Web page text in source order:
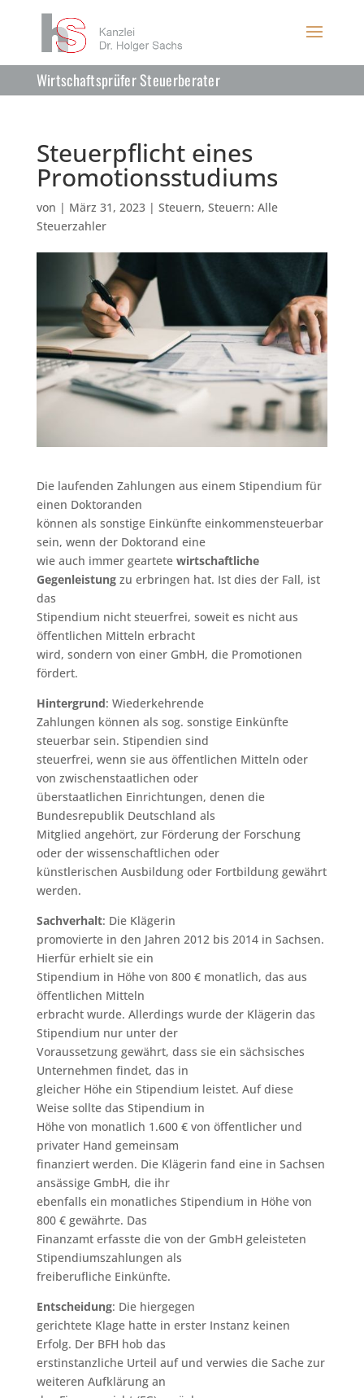
Wirtschaftsprüfer Steuerberater
Steuerpflicht eines
Promotionsstudiums
von | März 31, 2023| Steuern, Steuern: Alle
Steuerzahler
Die laufenden Zahlungen aus einem Stipendium für
einen Doktoranden
können als sonstige Einkünfte einkommensteuerbar
sein, wenn der Doktorand eine
wie auch immer geartete wirtschaftliche
Gegenleistungzu erbringen hat. Ist dies der Fall, ist
das
Stipendium nicht steuerfrei, soweit es nicht aus
öffentlichen Mitteln erbracht
wird, sondern von einer GmbH, die Promotionen
fördert.
Hintergrund: Wiederkehrende
Zahlungen können als sog. sonstige Einkünfte
steuerbar sein. Stipendien sind
steuerfrei, wenn sie aus öffentlichen Mitteln oder
von zwischenstaatlichen oder
überstaatlichen Einrichtungen, denen die
Bundesrepublik Deutschland als
Mitglied angehört, zur Förderung der Forschung
oder der wissenschaftlichen oder
künstlerischen Ausbildung oder Fortbildung gewährt
werden.
Sachverhalt: Die Klägerin
promovierte in den Jahren 2012 bis 2014 in Sachsen.
Hierfür erhielt sie ein
Stipendium in Höhe von 800 € monatlich, das aus
öffentlichen Mitteln
erbracht wurde. Allerdings wurde der Klägerin das
Stipendium nur unter der
Voraussetzung gewährt, dass sie ein sächsisches
Unternehmen findet, das in
gleicher Höhe ein Stipendium leistet. Auf diese
Weise sollte das Stipendium in
Höhe von monatlich 1.600 € von öffentlicher und
privater Hand gemeinsam
finanziert werden. Die Klägerin fand eine in Sachsen
ansässige GmbH, die ihr
ebenfalls ein monatliches Stipendium in Höhe von
800 € gewährte. Das
Finanzamt erfasste die von der GmbH geleisteten
Stipendiumszahlungen als
freiberufliche Einkünfte.
Entscheidung: Die hiergegen
gerichtete Klage hatte in erster Instanz keinen
Erfolg. Der BFH hob das
erstinstanzliche Urteil auf und verwies die Sache zur
weiteren Aufklärung an